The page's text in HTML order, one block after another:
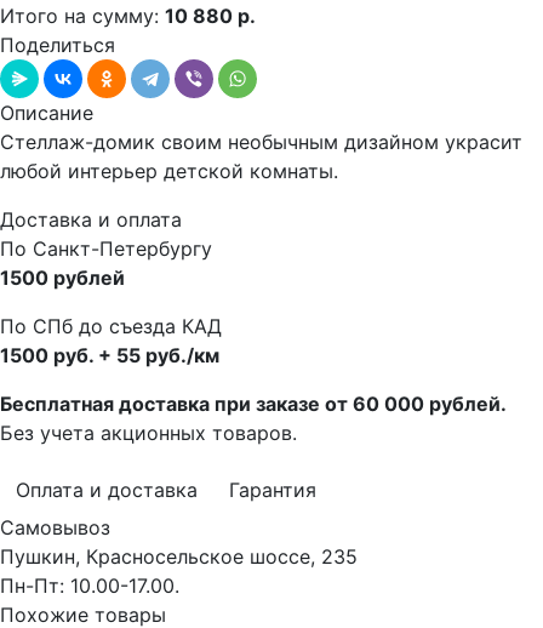
Итого на сумму: 10 880 р.
Поделиться
Описание
Стеллаж-домик своим необычным дизайном украсит
любой интерьер детской комнаты.
Доставка и оплата
По Санкт-Петербургу
1500 рублей
По СПб до съезда КАД
1500 руб. + 55 руб./км
Бесплатная доставка при заказе от 60 000 рублей.
Без учета акционных товаров.
Оплата и доставка
Гарантия
Самовывоз
Пушкин, Красносельское шоссе, 235
Пн-Пт: 10.00-17.00.
Похожие товары